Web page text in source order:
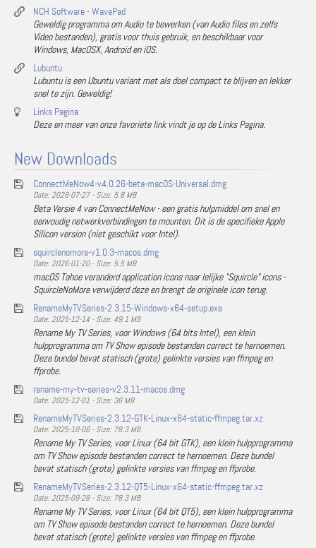
NCH Software - WavePad
Geweldig programma om Audio te bewerken (van Audio files en zelfs
Video bestanden), gratis voor thuis gebruik, en beschikbaar voor
Windows, MacOSX, Android en iOS.
Lubuntu
Lubuntu is een Ubuntu variant met als doel compact te blijven en lekker
snel te zijn. Geweldig!
Links Pagina
Deze en meer van onze favoriete link vindt je op de Links Pagina.
New Downloads
ConnectMeNow4-v4.0.26-beta-macOS-Universal.dmg
Date: 2026-07-27 - Size: 5.8 MB
Beta Versie 4 van ConnectMeNow - een gratis hulpmiddel om snel en
eenvoudig netwerkverbindingen te mounten. Dit is de specifieke Apple
Silicon version (niet geschikt voor Intel).
squirclenomore-v1.0.3-macos.dmg
Date: 2026-01-20 - Size: 5.5 MB
macOS Tahoe veranderd application icons naar lelijke "Squircle" icons -
SquircleNoMore verwijderd deze en brengt de originele icon terug.
RenameMyTVSeries-2.3.15-Windows-x64-setup.exe
Date: 2025-12-14 - Size: 49.1 MB
Rename My TV Series, voor Windows (64 bits Intel), een klein
hulpprogramma om TV Show episode bestanden correct te hernoemen.
Deze bundel bevat statisch (grote) gelinkte versies van ffmpeg en
ffprobe.
rename-my-tv-series-v2.3.11-macos.dmg
Date: 2025-12-01 - Size: 36 MB
RenameMyTVSeries-2.3.12-GTK-Linux-x64-static-ffmpeg.tar.xz
Date: 2025-10-06 - Size: 78.3 MB
Rename My TV Series, voor Linux (64 bit GTK), een klein hulpprogramma
om TV Show episode bestanden correct te hernoemen. Deze bundel
bevat statisch (grote) gelinkte versies van ffmpeg en ffprobe.
RenameMyTVSeries-2.3.12-QT5-Linux-x64-static-ffmpeg.tar.xz
Date: 2025-09-28 - Size: 78.3 MB
Rename My TV Series, voor Linux (64 bit QT5), een klein hulpprogramma
om TV Show episode bestanden correct te hernoemen. Deze bundel
bevat statisch (grote) gelinkte versies van ffmpeg en ffprobe.